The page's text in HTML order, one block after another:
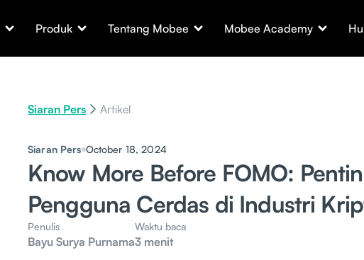
Produk Tentang Mobee Mobee Academy
Siaran Pers Artikel
Siaran Pers October 18, 2024
Know More Before FOMO:
Pengguna Cerdas di Industri
Penulis
Bayu Surya Purnama
Waktu baca
3 menit